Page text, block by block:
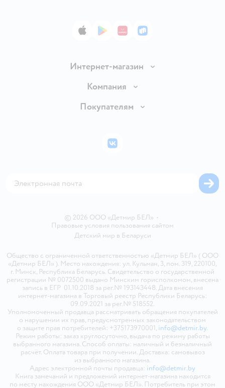
App StoreGoogle Play
AppGallery
RuStore
Интернет-магазин
Доставка и оплата
Правила продажи
Политика использования файлов cookie
Компания
Вакансии
Покупателям
Бонусные карты
© 2026 ООО «Детмир БЕЛ» •
Правовые условия пользования сайтом
Детский мир в Беларуси
Общество с ограниченной ответственностью «Детмир БЕЛ» ( ООО
«Детмир БЕЛ» ). Место нахождения: ул. Кульман, 3, пом. 319, 220100,
г. Минск, Республика Беларусь. Свидетельство о государственной
регистрации № 0072500 выдано Минским горисполкомом, внесена
запись в ЕГР 01.10.2018 за рег.№ 193143448. Дата внесения
интернет-магазина в Торговый реестр Республики Беларусь:
09.09.2021 за рег.№ 518552.
Уполномоченный продавца рассматривать обращения покупателей
о нарушении их прав, предусмотренных законодательством
о защите прав потребителей: +375173970001, info@detmir.by.
Режим работы: заказ круглосуточно, выдача по режиму работы
выбранного магазина. Способ оплаты: наличный и безналичный
расчёт. Оплата товара при получении. Доставка: самовывоз
из выбранного магазина.
Адрес электронной почты продавца: info@detmir.by
Книга замечаний и предложений интернет-магазина находится
по месту нахождения ООО «Детмир БЕЛ». Потребитель при этом
ВКонтакте